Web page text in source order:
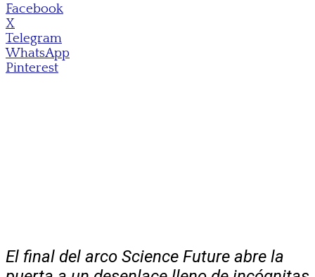
Facebook
X
Telegram
WhatsApp
Pinterest
El final del arco Science Future abre la